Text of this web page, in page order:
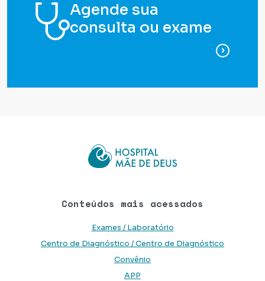
Agende sua
consulta ou exame
para
Conteúdos mais acessados
Exames / Laboratório
Centro de Diagnóstico / Centro de Diagnóstico
Convênio
APP